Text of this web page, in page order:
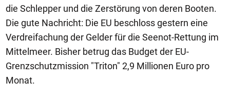
die Schlepper und die Zerstörung von deren Booten.
Die gute Nachricht: Die EU beschloss gestern eine
Verdreifachung der Gelder für die Seenot-Rettung im
Mittelmeer. Bisher betrug das Budget der EU-
Grenzschutzmission "Triton" 2,9 Millionen Euro pro
Monat.